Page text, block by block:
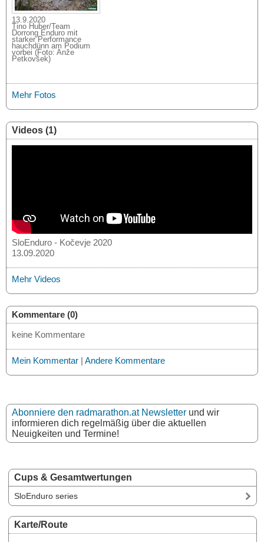
Cups & Gesamtwertungen
SloEnduro series
Karte/Route
13.9.2020
Tino Huber/Team
Dorrong Enduro mit
starker Performance
hauchdünn am Podium
vorbei (Foto: Anže
Petkovšek)
Mehr Fotos
Videos (1)
SloEnduro - Kočevje 2020
13.09.2020
Mehr Videos
Kommentare (0)
keine Kommentare
Mein Kommentar | Andere Kommentare
Abonniere den radmarathon.at Newsletter und wir
informieren dich regelmäßig über die aktuellen
Neuigkeiten und Termine!